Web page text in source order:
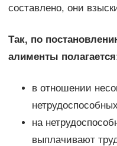
составлено, они
Так, по
алименты
в отношении
на
выплачивают